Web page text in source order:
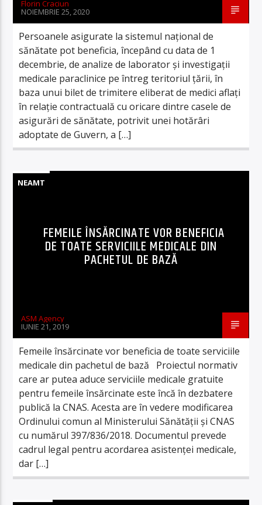
Florin Craciun
NOIEMBRIE 25, 2020
Persoanele asigurate la sistemul național de
sănătate pot beneficia, începând cu data de 1
decembrie, de analize de laborator şi investigaţii
medicale paraclinice pe întreg teritoriul ţării, în
baza unui bilet de trimitere eliberat de medici aflaţi
în relaţie contractuală cu oricare dintre casele de
asigurări de sănătate, potrivit unei hotărâri
adoptate de Guvern, a […]
NEAMT
FEMEILE ÎNSĂRCINATE VOR BENEFICIA
DE TOATE SERVICIILE MEDICALE DIN
PACHETUL DE BAZĂ
ASM Agency
IUNIE 21, 2019
Femeile însărcinate vor beneficia de toate serviciile
medicale din pachetul de bază Proiectul normativ
care ar putea aduce serviciile medicale gratuite
pentru femeile însărcinate este încă în dezbatere
publică la CNAS. Acesta are în vedere modificarea
Ordinului comun al Ministerului Sănătății și CNAS
cu numărul 397/836/2018. Documentul prevede
cadrul legal pentru acordarea asistenței medicale,
dar […]